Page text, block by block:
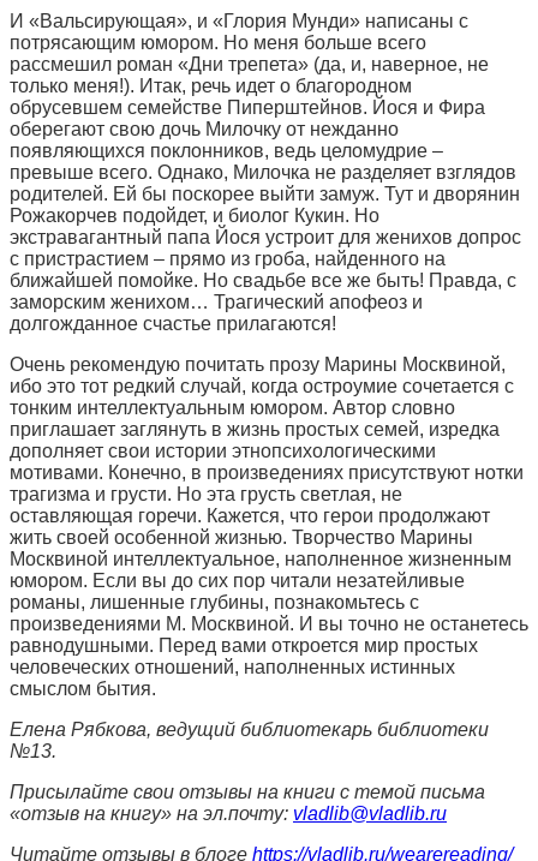
И «Вальсирующая», и «Глория Мунди» написаны с
потрясающим юмором. Но меня больше всего
рассмешил роман «Дни трепета» (да, и, наверное, не
только меня!). Итак, речь идет о благородном
обрусевшем семействе Пиперштейнов. Йося и Фира
оберегают свою дочь Милочку от нежданно
появляющихся поклонников, ведь целомудрие –
превыше всего. Однако, Милочка не разделяет взглядов
родителей. Ей бы поскорее выйти замуж. Тут и дворянин
Рожакорчев подойдет, и биолог Кукин. Но
экстравагантный папа Йося устроит для женихов допрос
с пристрастием – прямо из гроба, найденного на
ближайшей помойке. Но свадьбе все же быть! Правда, с
заморским женихом… Трагический апофеоз и
долгожданное счастье прилагаются!
Очень рекомендую почитать прозу Марины Москвиной,
ибо это тот редкий случай, когда остроумие сочетается с
тонким интеллектуальным юмором. Автор словно
приглашает заглянуть в жизнь простых семей, изредка
дополняет свои истории этнопсихологическими
мотивами. Конечно, в произведениях присутствуют нотки
трагизма и грусти. Но эта грусть светлая, не
оставляющая горечи. Кажется, что герои продолжают
жить своей особенной жизнью. Творчество Марины
Москвиной интеллектуальное, наполненное жизненным
юмором. Если вы до сих пор читали незатейливые
романы, лишенные глубины, познакомьтесь с
произведениями М. Москвиной. И вы точно не останетесь
равнодушными. Перед вами откроется мир простых
человеческих отношений, наполненных истинных
смыслом бытия.
Елена Рябкова, ведущий библиотекарь библиотеки
№13.
Присылайте свои отзывы на книги с темой письма
«отзыв на книгу» на эл.почту: vladlib@vladlib.ru
Читайте отзывы в блоге https://vladlib.ru/wearereading/